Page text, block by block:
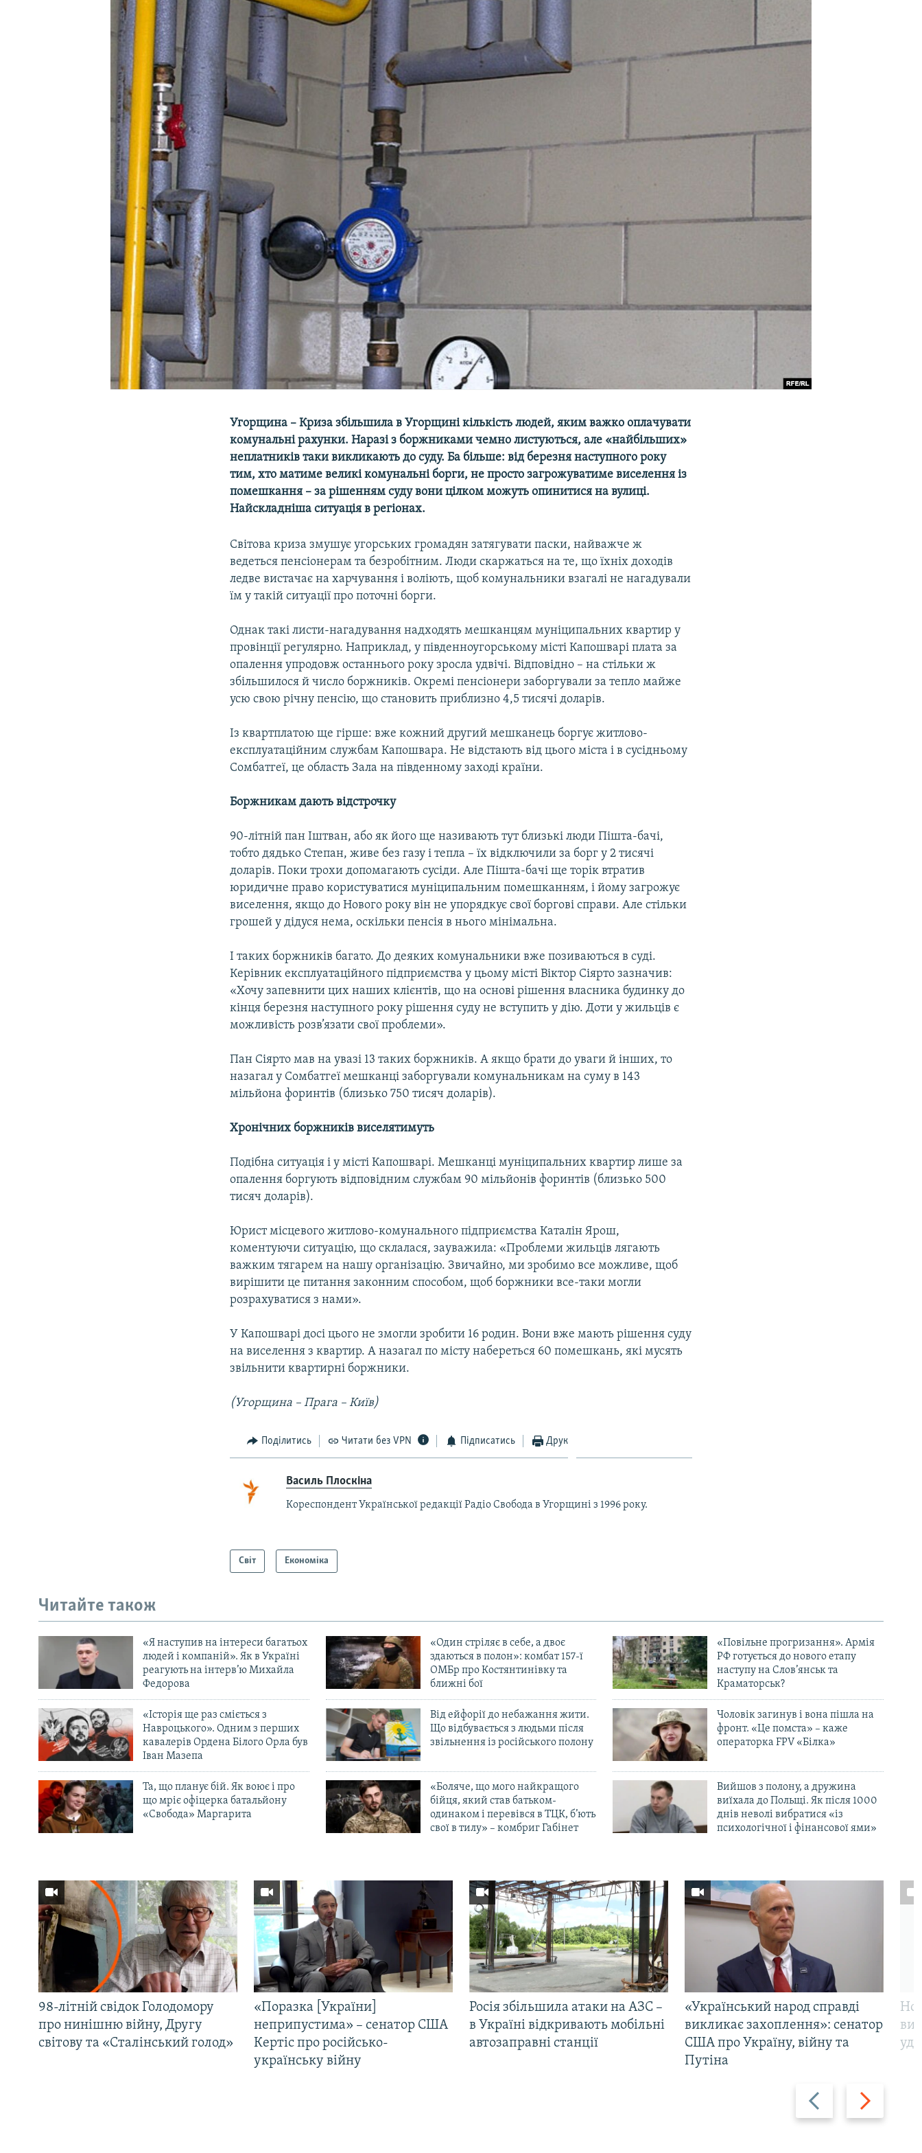
Угорщина – Криза збільшила в Угорщині кількість людей, яким важко оплачувати
комунальні рахунки. Наразі з боржниками чемно листуються, але «найбільших»
неплатників таки викликають до суду. Ба більше: від березня наступного року
тим, хто матиме великі комунальні борги, не просто загрожуватиме виселення із
помешкання – за рішенням суду вони цілком можуть опинитися на вулиці.
Найскладніша ситуація в регіонах.
Світова криза змушує угорських громадян затягувати паски, найважче ж
ведеться пенсіонерам та безробітним. Люди скаржаться на те, що їхніх доходів
ледве вистачає на харчування і воліють, щоб комунальники взагалі не нагадували
їм у такій ситуації про поточні борги.
Однак такі листи-нагадування надходять мешканцям муніципальних квартир у
провінції регулярно. Наприклад, у південноугорському місті Капошварі плата за
опалення упродовж останнього року зросла удвічі. Відповідно – на стільки ж
збільшилося й число боржників. Окремі пенсіонери заборгували за тепло майже
усю свою річну пенсію, що становить приблизно 4,5 тисячі доларів.
Із квартплатою ще гірше: вже кожний другий мешканець боргує житлово-
експлуатаційним службам Капошвара. Не відстають від цього міста і в сусідньому
Сомбатгеї, це область Зала на південному заході країни.
Боржникам дають відстрочку
90-літній пан Іштван, або як його ще називають тут близькі люди Пішта-бачі,
тобто дядько Степан, живе без газу і тепла – їх відключили за борг у 2 тисячі
доларів. Поки трохи допомагають сусіди. Але Пішта-бачі ще торік втратив
юридичне право користуватися муніципальним помешканням, і йому загрожує
виселення, якщо до Нового року він не упорядкує свої боргові справи. Але стільки
грошей у дідуся нема, оскільки пенсія в нього мінімальна.
І таких боржників багато. До деяких комунальники вже позиваються в суді.
Керівник експлуатаційного підприємства у цьому місті Віктор Сіярто зазначив:
«Хочу запевнити цих наших клієнтів, що на основі рішення власника будинку до
кінця березня наступного року рішення суду не вступить у дію. Доти у жильців є
можливість розв’язати свої проблеми».
Пан Сіярто мав на увазі 13 таких боржників. А якщо брати до уваги й інших, то
назагал у Сомбатгеї мешканці заборгували комунальникам на суму в 143
мільйона форинтів (близько 750 тисяч доларів).
Хронічних боржників виселятимуть
Подібна ситуація і у місті Капошварі. Мешканці муніципальних квартир лише за
опалення боргують відповідним службам 90 мільйонів форинтів (близько 500
тисяч доларів).
Юрист місцевого житлово-комунального підприємства Каталін Ярош,
коментуючи ситуацію, що склалася, зауважила: «Проблеми жильців лягають
важким тягарем на нашу організацію. Звичайно, ми зробимо все можливе, щоб
вирішити це питання законним способом, щоб боржники все-таки могли
розрахуватися з нами».
У Капошварі досі цього не змогли зробити 16 родин. Вони вже мають рішення суду
на виселення з квартир. А назагал по місту набереться 60 помешкань, які мусять
звільнити квартирні боржники.
(Угорщина – Прага – Київ)
Поділитись Читати без VPN Підписатись Друк
Василь Плоскіна
Кореспондент Української редакції Радіо Свобода в Угорщині з 1996 року.
Світ Економіка
Читайте також
«Я наступив на інтереси багатьох
людей і компаній». Як в Україні
реагують на інтерв’ю Михайла
Федорова
«Один стріляє в себе, а двоє
здаються в полон»: комбат 157-ї
ОМБр про Костянтинівку та
ближні бої
«Повільне прогризання». Армія
РФ готується до нового етапу
наступу на Слов’янськ та
Краматорськ?
«Історія ще раз сміється з
Навроцького». Одним з перших
кавалерів Ордена Білого Орла був
Іван Мазепа
Від ейфорії до небажання жити.
Що відбувається з людьми після
звільнення із російського полону
Чоловік загинув і вона пішла на
фронт. «Це помста» – каже
операторка FPV «Білка»
Та, що планує бій. Як воює і про
що мріє офіцерка батальйону
«Свобода» Маргарита
«Боляче, що мого найкращого
бійця, який став батьком-
одинаком і перевівся в ТЦК, б’ють
свої в тилу» – комбриг Габінет
Вийшов з полону, а дружина
виїхала до Польщі. Як після 1000
днів неволі вибратися «із
психологічної і фінансової ями»
Назад Вперед
98-літній свідок Голодомору
про нинішню війну, Другу
світову та «Сталінський голод»
«Поразка [України]
неприпустима» – сенатор США
Кертіс про російсько-
українську війну
Росія збільшила атаки на АЗС –
в Україні відкривають мобільні
автозаправні станції
«Український народ справді
викликає захоплення»: сенатор
США про Україну, війну та
Путіна